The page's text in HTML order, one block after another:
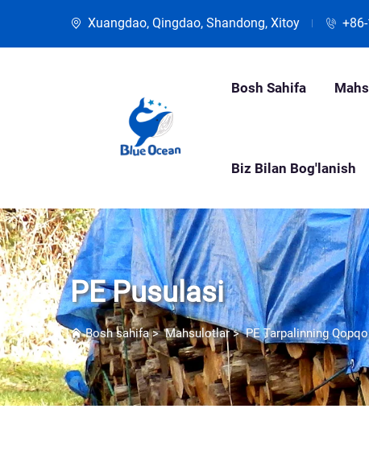
Xuangdao, Qingdao, Shandong, Xitoy
Bosh Sahifa
Biz Bilan Bog'lanish
PE Pusulasi
Bosh sahifa>Mahsulotlar>PE Tarpalinning